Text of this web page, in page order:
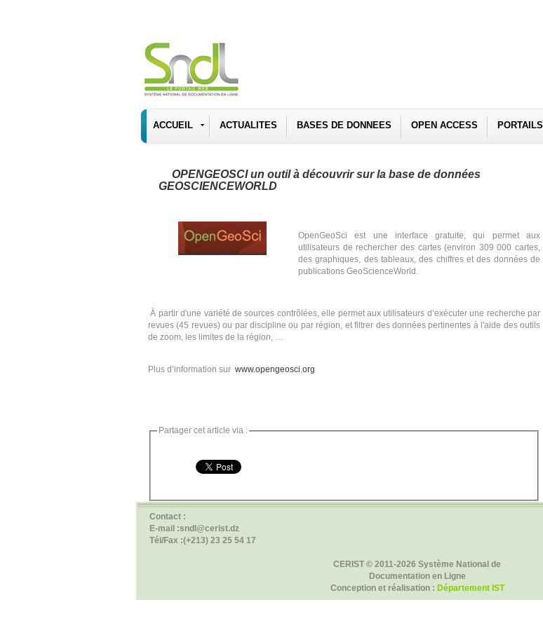
ACCUEIL ACTUALITES BASES DE DONNEES OPEN ACCESS PORTAILS
OPENGEOSCI un outil à découvrir sur la base de données
GEOSCIENCEWORLD
OpenGeoSci est une interface gratuite, qui permet aux
utilisateurs de rechercher des cartes (environ 309 000 cartes,
des graphiques, des tableaux, des chiffres et des données de
publications GeoScienceWorld.
À partir d'une variété de sources contrôlées, elle permet aux utilisateurs d’exécuter une recherche par
revues (45 revues) ou par discipline ou par région, et filtrer des données pertinentes à l'aide des outils
de zoom, les limites de la région, …
Plus d’information sur www.opengeosci.org
Partager cet article via :
Contact :
E-mail :sndl@cerist.dz
Tél/Fax :(+213) 23 25 54 17
CERIST © 2011-2026 Système National de
Documentation en Ligne
Conception et réalisation : Département IST